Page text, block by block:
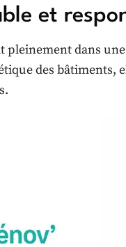
et
pleinement dans
des